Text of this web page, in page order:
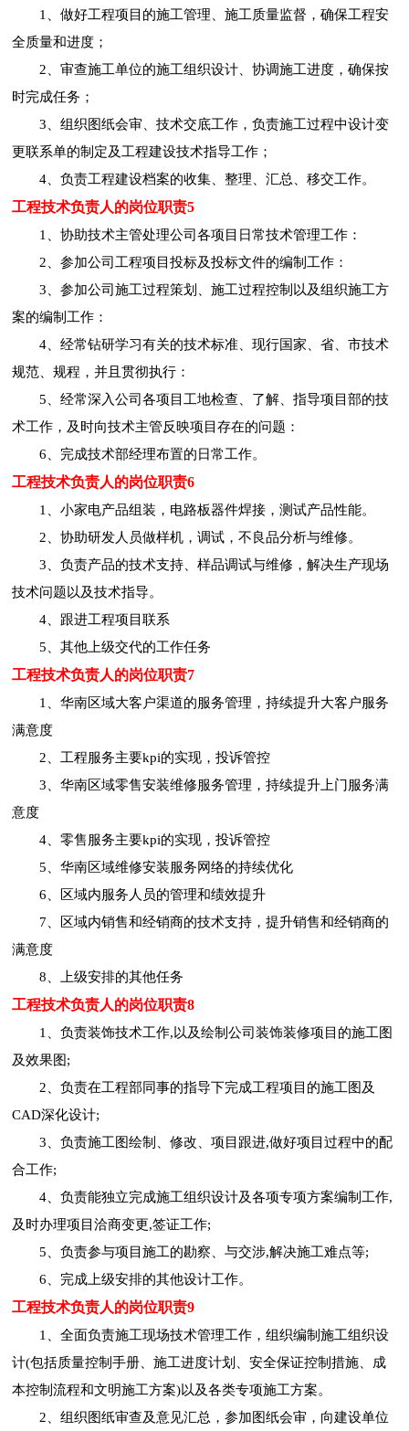
1、做好工程项目的施工管理、施工质量监督，确保工程安
全质量和进度；
2、审查施工单位的施工组织设计、协调施工进度，确保按
时完成任务；
3、组织图纸会审、技术交底工作，负责施工过程中设计变
更联系单的制定及工程建设技术指导工作；
4、负责工程建设档案的收集、整理、汇总、移交工作。
工程技术负责人的岗位职责5
1、协助技术主管处理公司各项目日常技术管理工作：
2、参加公司工程项目投标及投标文件的编制工作：
3、参加公司施工过程策划、施工过程控制以及组织施工方
案的编制工作：
4、经常钻研学习有关的技术标准、现行国家、省、市技术
规范、规程，并且贯彻执行：
5、经常深入公司各项目工地检查、了解、指导项目部的技
术工作，及时向技术主管反映项目存在的问题：
6、完成技术部经理布置的日常工作。
工程技术负责人的岗位职责6
1、小家电产品组装，电路板器件焊接，测试产品性能。
2、协助研发人员做样机，调试，不良品分析与维修。
3、负责产品的技术支持、样品调试与维修，解决生产现场
技术问题以及技术指导。
4、跟进工程项目联系
5、其他上级交代的工作任务
工程技术负责人的岗位职责7
1、华南区域大客户渠道的服务管理，持续提升大客户服务
满意度
2、工程服务主要kpi的实现，投诉管控
3、华南区域零售安装维修服务管理，持续提升上门服务满
意度
4、零售服务主要kpi的实现，投诉管控
5、华南区域维修安装服务网络的持续优化
6、区域内服务人员的管理和绩效提升
7、区域内销售和经销商的技术支持，提升销售和经销商的
满意度
8、上级安排的其他任务
工程技术负责人的岗位职责8
1、负责装饰技术工作,以及绘制公司装饰装修项目的施工图
及效果图;
2、负责在工程部同事的指导下完成工程项目的施工图及
CAD深化设计;
3、负责施工图绘制、修改、项目跟进,做好项目过程中的配
合工作;
4、负责能独立完成施工组织设计及各项专项方案编制工作,
及时办理项目洽商变更,签证工作;
5、负责参与项目施工的勘察、与交涉,解决施工难点等;
6、完成上级安排的其他设计工作。
工程技术负责人的岗位职责9
1、全面负责施工现场技术管理工作，组织编制施工组织设
计(包括质量控制手册、施工进度计划、安全保证控制措施、成
本控制流程和文明施工方案)以及各类专项施工方案。
2、组织图纸审查及意见汇总，参加图纸会审，向建设单位